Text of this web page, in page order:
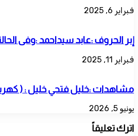
فبراير 6, 2025
إبر الحروف :عابد سيداحمد :وفى
فبراير 11, 2025
مشاهدات :خليل فتحي خليل : (
يونيو 5, 2026
اترك تعليقاً